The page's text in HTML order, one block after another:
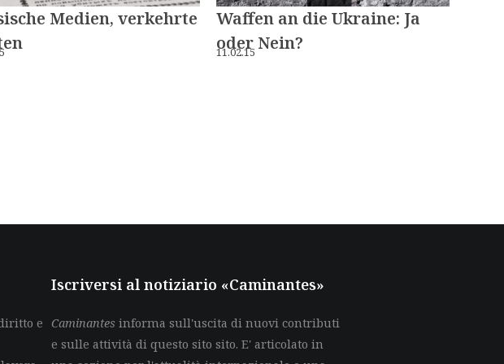
Medien, verkehrte
Waffen an die Ukraine: Ja
oder Nein?
11.02.15
e
Iscriversi al notiziario «Caminantes»
Caminantes informa sull'uscita di nuovi contributi
e sulle attività di questo sito sito. E' articolato in